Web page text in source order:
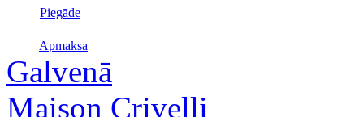
Piegāde
Apmaksa
Galvenā
Maison Crivelli